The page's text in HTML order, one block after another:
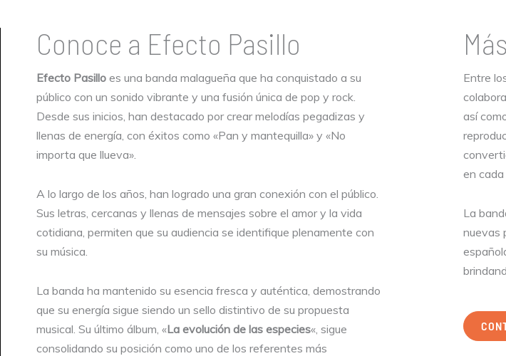
Conoce a Efecto Pasillo
Efecto Pasillo es una banda malagueña que ha conquistado a su
público con un sonido vibrante y una fusión única de pop y rock.
Desde sus inicios, han destacado por crear melodías pegadizas y
llenas de energía, con éxitos como «Pan y mantequilla» y «No
importa que llueva».
A lo largo de los años, han logrado una gran conexión con el público.
Sus letras, cercanas y llenas de mensajes sobre el amor y la vida
cotidiana, permiten que su audiencia se identifique plenamente con
su música.
La banda ha mantenido su esencia fresca y auténtica, demostrando
que su energía sigue siendo un sello distintivo de su propuesta
musical. Su último álbum, «La evolución de las especies«, sigue
consolidando su posición como uno de los referentes más
Entre
así
en cada
La
nuevas